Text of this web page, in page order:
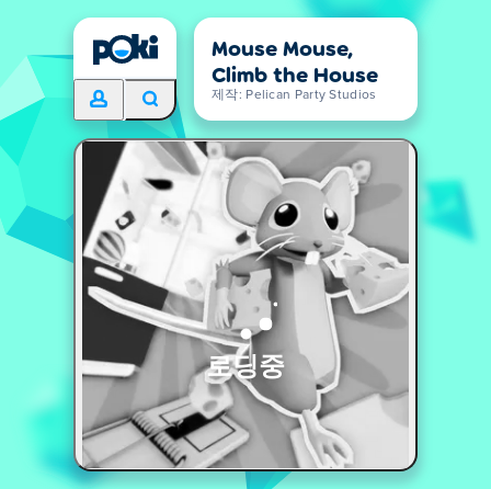
Mouse Mouse,
Climb the House
제작: Pelican Party Studios
로딩중